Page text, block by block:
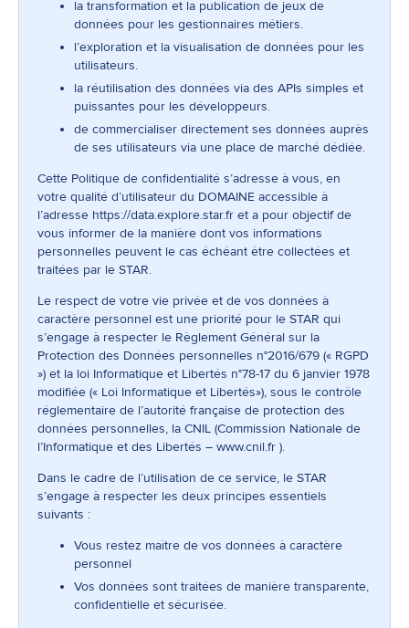
la transformation et la publication de jeux de
données pour les gestionnaires métiers.
l’exploration et la visualisation de données pour les
utilisateurs.
la réutilisation des données via des APIs simples et
puissantes pour les développeurs.
de commercialiser directement ses données auprès
de ses utilisateurs via une place de marché dédiée.
Cette Politique de confidentialité s’adresse à vous, en
votre qualité d’utilisateur du DOMAINE accessible à
l’adresse https://data.explore.star.fr et a pour objectif de
vous informer de la manière dont vos informations
personnelles peuvent le cas échéant être collectées et
traitées par le STAR.
Le respect de votre vie privée et de vos données à
caractère personnel est une priorité pour le STAR qui
s’engage à respecter le Règlement Général sur la
Protection des Données personnelles n°2016/679 (« RGPD
») et la loi Informatique et Libertés n°78-17 du 6 janvier 1978
modifiée (« Loi Informatique et Libertés»), sous le contrôle
réglementaire de l’autorité française de protection des
données personnelles, la CNIL (Commission Nationale de
l’Informatique et des Libertés – www.cnil.fr ).
Dans le cadre de l’utilisation de ce service, le STAR
s’engage à respecter les deux principes essentiels
suivants :
Vous restez maître de vos données à caractère
personnel
Vos données sont traitées de manière transparente,
confidentielle et sécurisée.